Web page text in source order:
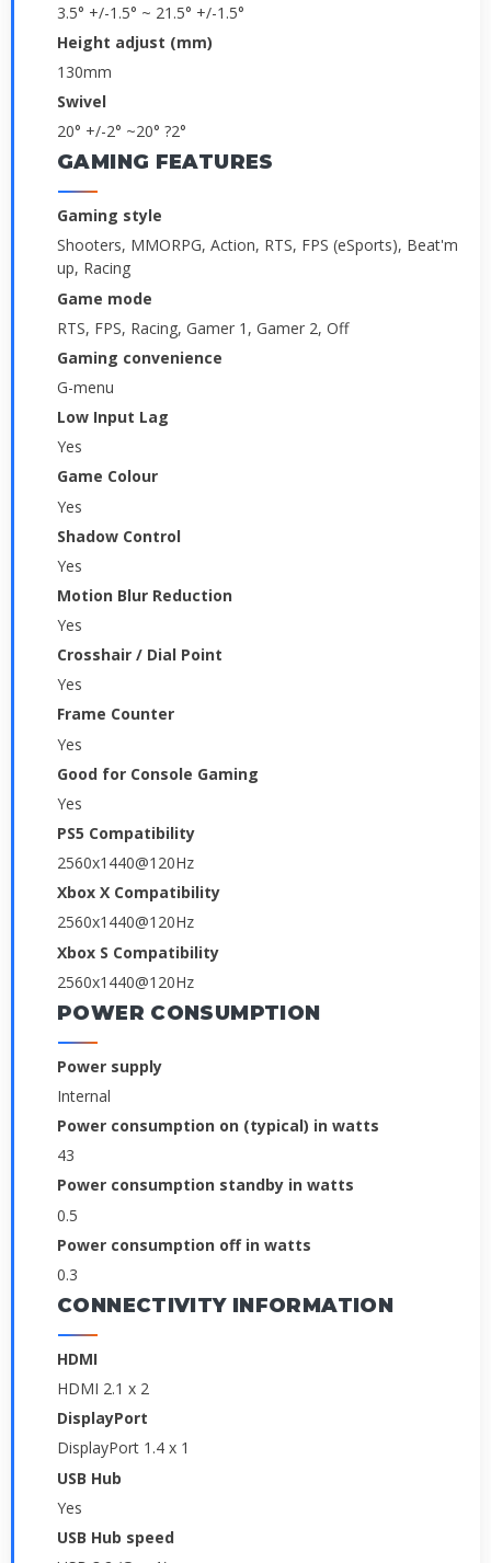
­3.5° +/-1.5° ~ 21.5° +/-1.5°
Height adjust (mm)
130mm
Swivel
­20° +/-2° ~20° ?2°
GAMING FEATURES
Gaming style
Shooters, MMORPG, Action, RTS, FPS (eSports), Beat'm
up, Racing
Game mode
RTS, FPS, Racing, Gamer 1, Gamer 2, Off
Gaming convenience
G-menu
Low Input Lag
Yes
Game Colour
Yes
Shadow Control
Yes
Motion Blur Reduction
Yes
Crosshair / Dial Point
Yes
Frame Counter
Yes
Good for Console Gaming
Yes
PS5 Compatibility
2560x1440@120Hz
Xbox X Compatibility
2560x1440@120Hz
Xbox S Compatibility
2560x1440@120Hz
POWER CONSUMPTION
Power supply
Internal
Power consumption on (typical) in watts
43
Power consumption standby in watts
0.5
Power consumption off in watts
0.3
CONNECTIVITY INFORMATION
HDMI
HDMI 2.1 x 2
DisplayPort
DisplayPort 1.4 x 1
USB Hub
Yes
USB Hub speed